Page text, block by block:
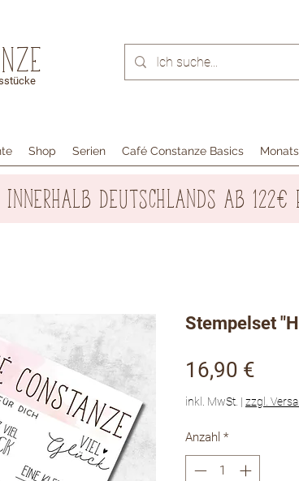
Shop Serien Café Constanze Basics
Deutschlands ab 122€
Stempelset
16,90 €
inkl. MwSt. | zzgl.
Anzahl *